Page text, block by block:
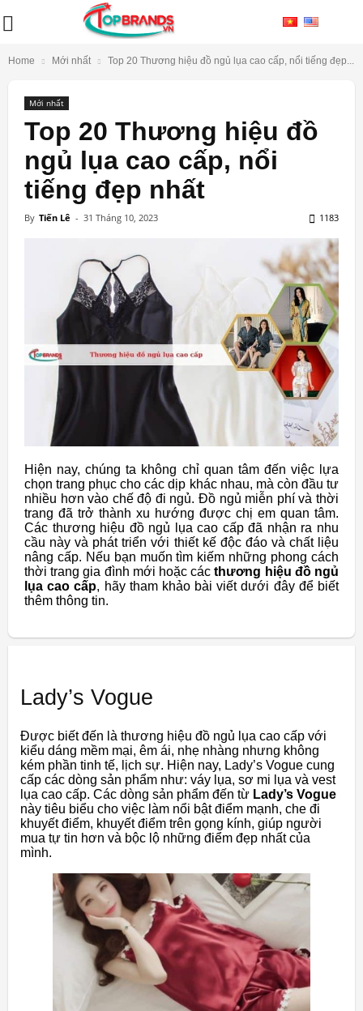
Home Mới nhất Top 20 Thương hiệu đồ ngủ lụa cao cấp, nổi tiếng đẹp...
Mới nhất
Top 20 Thương hiệu đồ
ngủ lụa cao cấp, nổi
tiếng đẹp nhất
By Tiến Lê - 31 Tháng 10, 2023 1183
Hiện nay, chúng ta không chỉ quan tâm đến việc lựa
chọn trang phục cho các dịp khác nhau, mà còn đầu tư
nhiều hơn vào chế độ đi ngủ. Đồ ngủ miễn phí và thời
trang đã trở thành xu hướng được chị em quan tâm.
Các thương hiệu đồ ngủ lụa cao cấp đã nhận ra nhu
cầu này và phát triển với thiết kế độc đáo và chất liệu
nâng cấp. Nếu bạn muốn tìm kiếm những phong cách
thời trang gia đình mới hoặc cácthương hiệu đồ ngủ
lụa cao cấp, hãy tham khảo bài viết dưới đây để biết
thêm thông tin.
Lady’s Vogue
Được biết đến là thương hiệu đồ ngủ lụa cao cấp với
kiểu dáng mềm mại, êm ái, nhẹ nhàng nhưng không
kém phần tinh tế, lịch sự. Hiện nay, Lady’s Vogue cung
cấp các dòng sản phẩm như: váy lụa, sơ mi lụa và vest
lụa cao cấp. Các dòng sản phẩm đến từ Lady’s Vogue
này tiêu biểu cho việc làm nổi bật điểm mạnh, che đi
khuyết điểm, khuyết điểm trên gọng kính, giúp người
mua tự tin hơn và bộc lộ những điểm đẹp nhất của
mình.